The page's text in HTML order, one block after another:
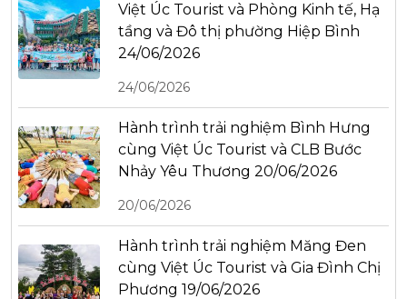
Việt Úc Tourist và Phòng Kinh tế, Hạ
tầng và Đô thị phường Hiệp Bình
24/06/2026
24/06/2026
Hành trình trải nghiệm Bình Hưng
cùng Việt Úc Tourist và CLB Bước
Nhảy Yêu Thương 20/06/2026
20/06/2026
Hành trình trải nghiệm Măng Đen
cùng Việt Úc Tourist và Gia Đình Chị
Phương 19/06/2026